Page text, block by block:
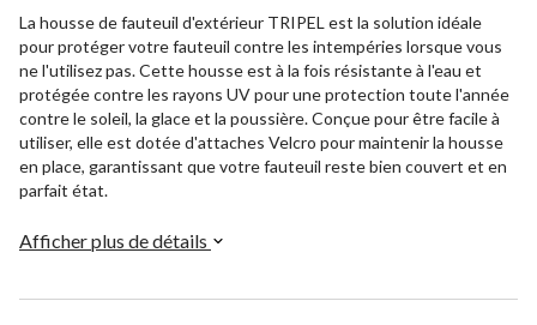
La housse de fauteuil d'extérieur TRIPEL est la solution idéale
pour protéger votre fauteuil contre les intempéries lorsque vous
ne l'utilisez pas. Cette housse est à la fois résistante à l'eau et
protégée contre les rayons UV pour une protection toute l'année
contre le soleil, la glace et la poussière. Conçue pour être facile à
utiliser, elle est dotée d'attaches Velcro pour maintenir la housse
en place, garantissant que votre fauteuil reste bien couvert et en
parfait état.
Afficher plus de détails